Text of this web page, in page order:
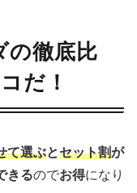
の徹底比
だ！
て選ぶとセット割が
きるのでお得になり